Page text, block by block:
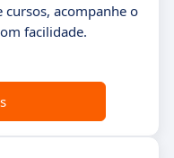
acompanhe o
facilidade.